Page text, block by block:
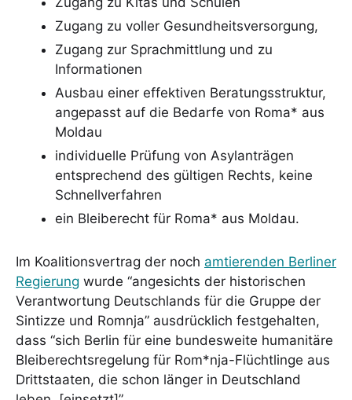
Zugang zu voller Gesundheitsversorgung,
Zugang zur Sprachmittlung und zu
Informationen
Ausbau einer effektiven Beratungsstruktur,
angepasst auf die Bedarfe von Roma* aus
Moldau
individuelle Prüfung von Asylanträgen
entsprechend des gültigen Rechts, keine
Schnellverfahren
ein Bleiberecht für Roma* aus Moldau.
Im Koalitionsvertrag der noch amtierenden Berliner
Regierung wurde “angesichts der historischen
Verantwortung Deutschlands für die Gruppe der
Sintizze und Romnja” ausdrücklich festgehalten,
dass “sich Berlin für eine bundesweite humanitäre
Bleiberechtsregelung für Rom*nja-Flüchtlinge aus
Drittstaaten, die schon länger in Deutschland